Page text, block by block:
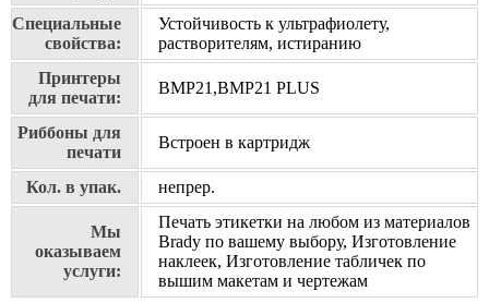
Специальные
свойства:
Устойчивость к ультрафиолету,
растворителям, истиранию
Принтеры
для печати:
BMP21,BMP21 PLUS
Риббоны для
печати
Встроен в картридж
Кол. в упак. непрер.
Мы
оказываем
услуги:
Печать этикетки на любом из материалов
Brady по вашему выбору, Изготовление
наклеек, Изготовление табличек по
вышим макетам и чертежам